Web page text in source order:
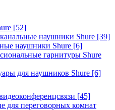
[52]
наушники Shure [39]
наушники Shure [6]
гарнитуры Shure
для наушников Shure [6]
[45]
для переговорных комнат